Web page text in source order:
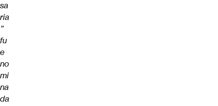
sa
ria
”
fu
e
no
mi
na
da